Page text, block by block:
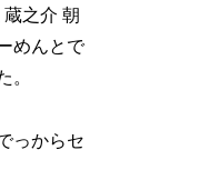
之介 朝
めんとで
。